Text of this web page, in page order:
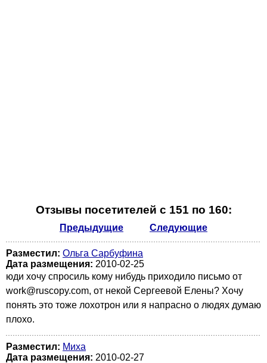
Отзывы посетителей с 151 по 160:
Предыдущие Следующие
Разместил: Ольга Сарбуфина
Дата размещения: 2010-02-25
юди хочу спросиль кому нибудь приходило письмо от
work@ruscopy.com, от некой Сергеевой Елены? Хочу
понять это тоже лохотрон или я напрасно о людях думаю
плохо.
Разместил: Миха
Дата размещения: 2010-02-27